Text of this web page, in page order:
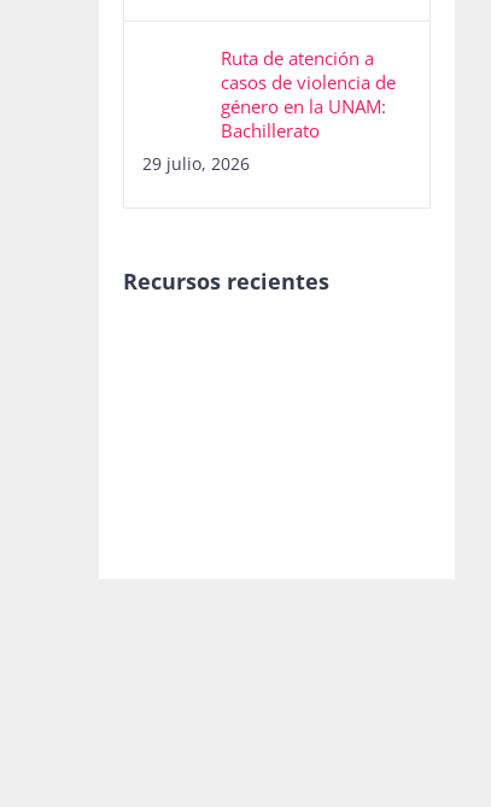
Ruta de atención a
casos de violencia de
género en la UNAM:
Bachillerato
29 julio, 2026
Recursos recientes